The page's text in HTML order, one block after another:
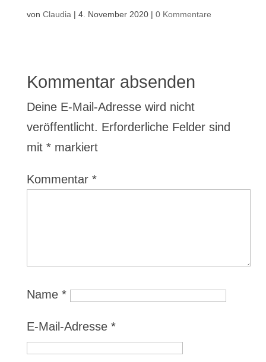
von Claudia | 4. November 2020| 0 Kommentare
Kommentar absenden
Deine E-Mail-Adresse wird nicht
veröffentlicht. Erforderliche Felder sind
mit *markiert
Kommentar *
Name *
E-Mail-Adresse *